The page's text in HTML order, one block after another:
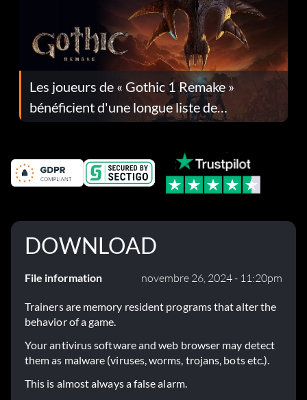
Les joueurs de « Gothic 1 Remake »
bénéficient d'une longue liste de
corrections dans la mise à jour 1.0.4
DOWNLOAD
File information novembre 26, 2024 - 11:20pm
Trainers are memory resident programs that alter the
behavior of a game.
Your antivirus software and web browser may detect
them as malware (viruses, worms, trojans, bots etc.).
This is almost always a false alarm.